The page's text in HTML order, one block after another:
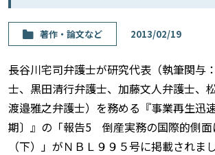
著作・論⽂など 2013/02/19
長谷川宅司弁護士が研究代表（執筆関与
士、黒田清行弁護士、加藤文人弁護士、
渡邉雅之弁護士）を務める『事業再生迅
期〕』の「報告5 倒産実務の国際的側面
（下）」がＮＢＬ９９５号に掲載されまし